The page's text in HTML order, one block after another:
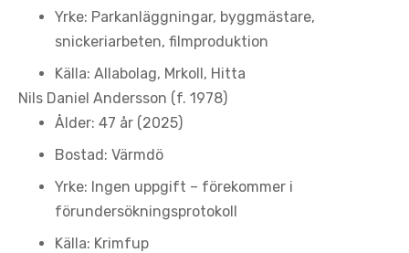
Yrke: Parkanläggningar, byggmästare,
snickeriarbeten, filmproduktion
Källa: Allabolag, Mrkoll, Hitta
Nils Daniel Andersson (f. 1978)
Ålder: 47 år (2025)
Bostad: Värmdö
Yrke: Ingen uppgift – förekommer i
förundersökningsprotokoll
Källa: Krimfup